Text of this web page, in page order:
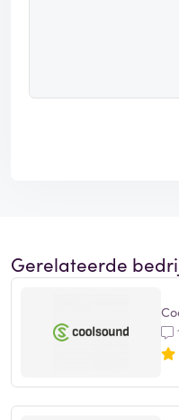
Gerelateerde